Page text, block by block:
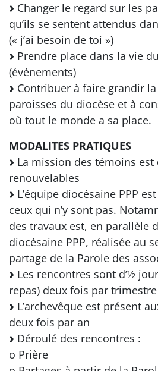
Changer le regard sur les
qu’ils se sentent attendus
(« j’ai besoin de toi »)
Prendre place dans la vie
(événements)
Contribuer à faire grandir
paroisses du diocèse et à
où tout le monde a sa place.
MODALITES PRATIQUES
La mission des témoins est
renouvelables
L’équipe diocésaine PPP
ceux qui n’y sont pas.
des travaux est, en parallèle
diocésaine PPP, réalisée au
partage de la Parole des
Les rencontres sont d’½
repas) deux fois par trimestre
L’archevêque est présent
deux fois par an
Déroulé des rencontres :
o Prière